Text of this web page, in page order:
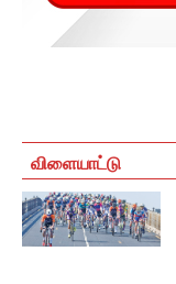
விளையாட்டு